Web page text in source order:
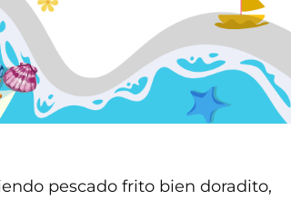
pescado frito bien doradito,